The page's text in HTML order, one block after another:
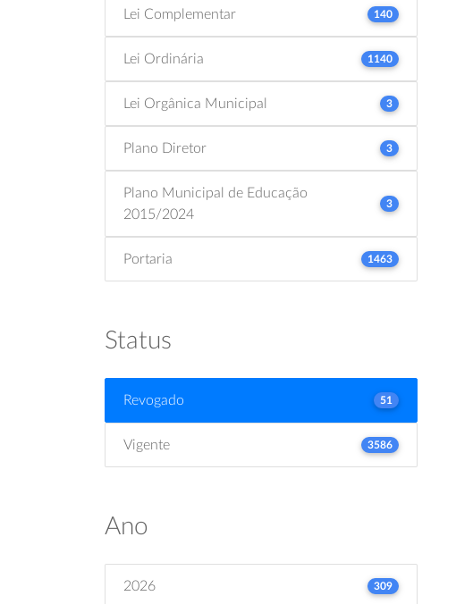
Lei Complementar 140
Lei Ordinária 1140
Lei Orgânica Municipal 3
Plano Diretor 3
Plano Municipal de Educação
2015/2024
3
Portaria 1463
Status
Revogado 51
Vigente 3586
Ano
2026 309